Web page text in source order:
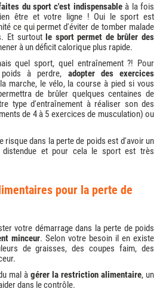
du sport c'est indispensableà la fois
être et votre ligne ! Oui le sport est
ce qui permet d'éviter de tomber malade
Et surtoutle sport permet de brûler des
à un déficit calorique plus rapide.
quel sport, quel entraînement ?! Pour
à perdre, adopter des exercices
marche, le vélo, la course à pied si vous
de brûler quelques centaines de
type d'entraînement à réaliser son des
de 4 à 5 exercices de musculation) ou
risque dans la perte de poids est d'avoir un
distendue et pour cela le sport est très
votre démarrage dans la perte de poids
minceur. Selon votre besoin il en existe
de graisses, des coupes faim, des
mal à gérer la restriction alimentaire, un
dans le contrôle.